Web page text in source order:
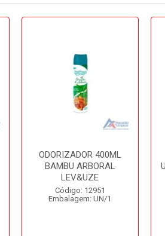
ODORIZADOR 400ML
BAMBU ARBORAL
LEV&UZE
Código: 12951
Embalagem: UN/1